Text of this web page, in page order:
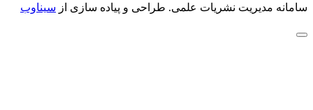
سامانه مدیریت نشریات علمی. طراحی و پیاده سازی از سیناوب